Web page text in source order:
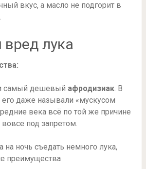
вкус, а масло не подгорит в
вред лука
самый дешевый афродизиак. В
даже называли «мускусом
века всё по той же причине
под запретом.